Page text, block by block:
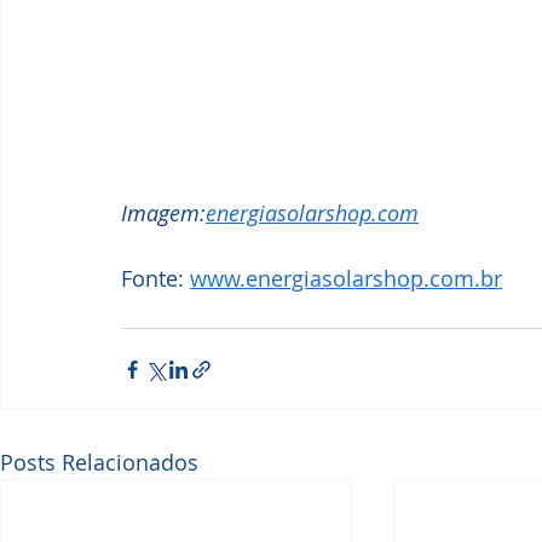
Imagem:energiasolarshop.com
Fonte: www.energiasolarshop.com.br
Posts Relacionados